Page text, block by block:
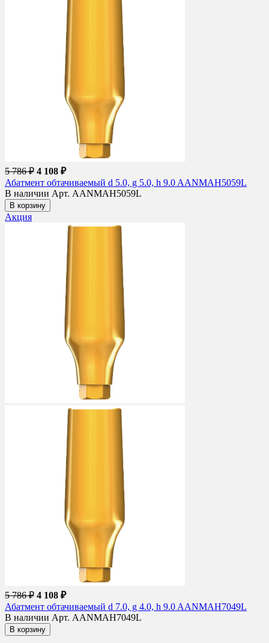
5 786 ₽ 4 108 ₽
Абатмент обтачиваемый d 5.0, g 5.0, h 9.0 AANMAH5059L
В наличии Арт. AANMAH5059L
В корзину
Акция
5 786 ₽ 4 108 ₽
Абатмент обтачиваемый d 7.0, g 4.0, h 9.0 AANMAH7049L
В наличии Арт. AANMAH7049L
В корзину